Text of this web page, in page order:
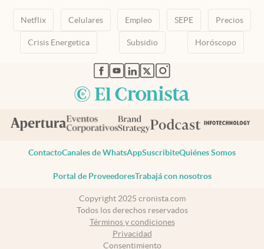
Netflix Celulares Empleo SEPE Precios
Crisis Energetica Subsidio Horóscopo
abre en nueva pestaña
abre en nueva pestaña
abre en nueva pestaña
abre en nueva pestaña
abre en nueva pestaña
ContactoCanales de WhatsAppSuscribiteQuiénes Somos
Portal de ProveedoresTrabajá con nosotros
Copyright 2025 cronista.com
Todos los derechos reservados
Términos y condiciones
Privacidad
Consentimiento